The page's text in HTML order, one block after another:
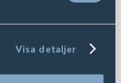
Visa detaljer